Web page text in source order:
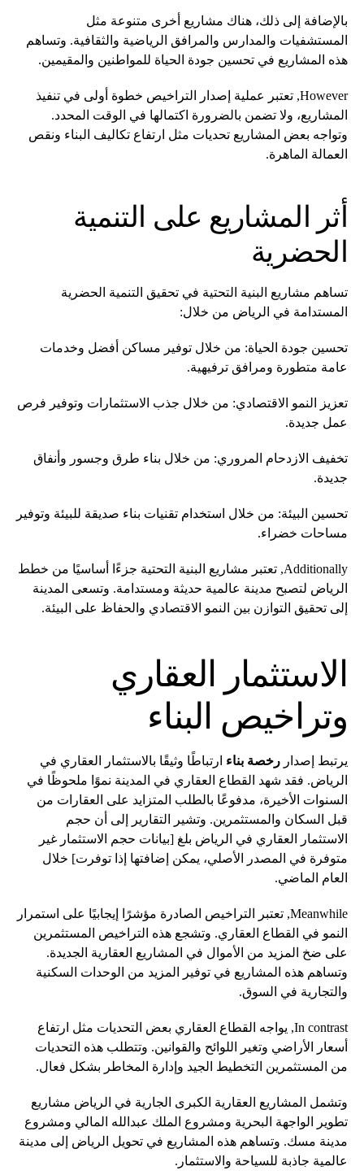
بالإضافة إلى ذلك، هناك مشاريع أخرى متنوعة مثل
المستشفيات والمدارس والمرافق الرياضية والثقافية. وتساهم
هذه المشاريع في تحسين جودة الحياة للمواطنين والمقيمين.
However, تعتبر عملية إصدار التراخيص خطوة أولى في تنفيذ
المشاريع، ولا تضمن بالضرورة اكتمالها في الوقت المحدد.
وتواجه بعض المشاريع تحديات مثل ارتفاع تكاليف البناء ونقص
العمالة الماهرة.
أثر المشاريع على التنمية
الحضرية
تساهم مشاريع البنية التحتية في تحقيق التنمية الحضرية
المستدامة في الرياض من خلال:
تحسين جودة الحياة: من خلال توفير مساكن أفضل وخدمات
عامة متطورة ومرافق ترفيهية.
تعزيز النمو الاقتصادي: من خلال جذب الاستثمارات وتوفير فرص
عمل جديدة.
تخفيف الازدحام المروري: من خلال بناء طرق وجسور وأنفاق
جديدة.
تحسين البيئة: من خلال استخدام تقنيات بناء صديقة للبيئة وتوفير
مساحات خضراء.
Additionally, تعتبر مشاريع البنية التحتية جزءًا أساسيًا من خطط
الرياض لتصبح مدينة عالمية حديثة ومستدامة. وتسعى المدينة
إلى تحقيق التوازن بين النمو الاقتصادي والحفاظ على البيئة.
الاستثمار العقاري
وتراخيص البناء
يرتبط إصدار رخصة بناء ارتباطًا وثيقًا بالاستثمار العقاري في
الرياض. فقد شهد القطاع العقاري في المدينة نموًا ملحوظًا في
السنوات الأخيرة، مدفوعًا بالطلب المتزايد على العقارات من
قبل السكان والمستثمرين. وتشير التقارير إلى أن حجم
الاستثمار العقاري في الرياض بلغ [بيانات حجم الاستثمار غير
متوفرة في المصدر الأصلي، يمكن إضافتها إذا توفرت] خلال
العام الماضي.
Meanwhile, تعتبر التراخيص الصادرة مؤشرًا إيجابيًا على استمرار
النمو في القطاع العقاري. وتشجع هذه التراخيص المستثمرين
على ضخ المزيد من الأموال في المشاريع العقارية الجديدة.
وتساهم هذه المشاريع في توفير المزيد من الوحدات السكنية
والتجارية في السوق.
In contrast, يواجه القطاع العقاري بعض التحديات مثل ارتفاع
أسعار الأراضي وتغير اللوائح والقوانين. وتتطلب هذه التحديات
من المستثمرين التخطيط الجيد وإدارة المخاطر بشكل فعال.
وتشمل المشاريع العقارية الكبرى الجارية في الرياض مشاريع
تطوير الواجهة البحرية ومشروع الملك عبدالله المالي ومشروع
مدينة مسك. وتساهم هذه المشاريع في تحويل الرياض إلى مدينة
عالمية جاذبة للسياحة والاستثمار.